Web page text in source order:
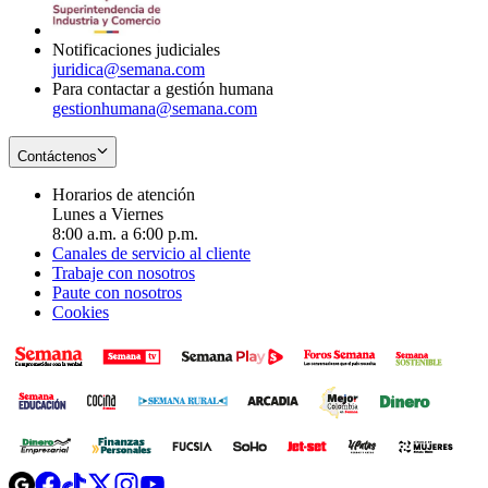
Notificaciones judiciales
juridica@semana.com
Para contactar a gestión humana
gestionhumana@semana.com
Contáctenos
Horarios de atención
Lunes a Viernes
8:00 a.m. a 6:00 p.m.
Canales de servicio al cliente
Trabaje con nosotros
Paute con nosotros
Cookies
OpensOpensOpensOpens